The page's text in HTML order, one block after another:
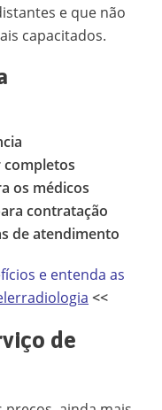
e que não
capacitados.
completos
os médicos
contratação
de atendimento
e entenda as
<<
de